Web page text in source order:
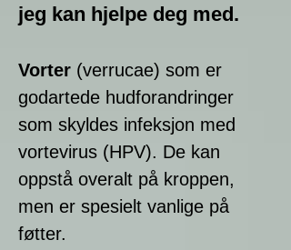
jeg kan hjelpe deg med.
Vorter (verrucae) som er
godartede hudforandringer
som skyldes infeksjon med
vortevirus (HPV). De kan
oppstå overalt på kroppen,
men er spesielt vanlige på
føtter.